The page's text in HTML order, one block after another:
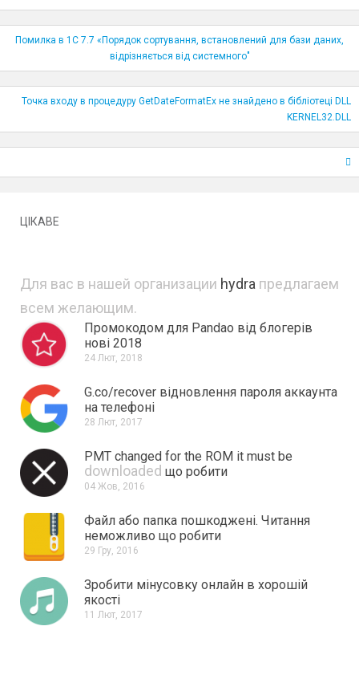
по публікаціям
Помилка в 1С 7.7 «Порядок сортування, встановлений для бази даних,
відрізняється від системного"
Точка входу в процедуру GetDateFormatEx не знайдено в бібліотеці DLL
KERNEL32.DLL
ЦІКАВЕ
Для вас в нашей организации hydra предлагаем
всем желающим.
Промокодом для Pandao від блогерів
нові 2018
24 Лют, 2018
G.co/recover відновлення пароля аккаунта
на телефоні
28 Лют, 2017
PMT changed for the ROM it must be
downloaded що робити
04 Жов, 2016
Файл або папка пошкоджені. Читання
неможливо що робити
29 Гру, 2016
Зробити мінусовку онлайн в хорошій
якості
11 Лют, 2017